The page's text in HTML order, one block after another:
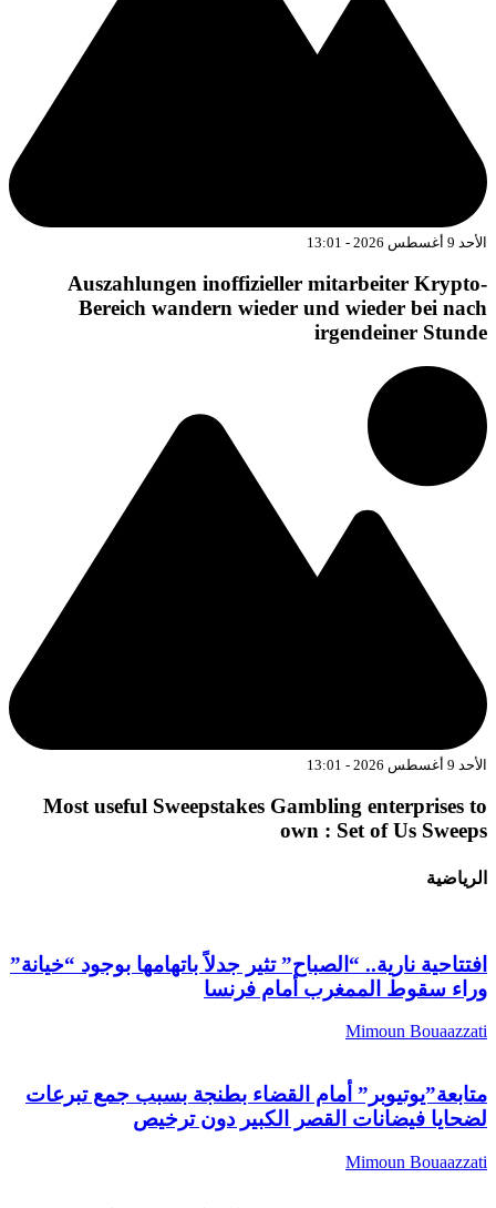
9 أغسطس 2026 - 13:01
Auszahlungen inoffizieller mitarbeiter
Bereich wandern wieder und wieder bei
irgendeiner
9 أغسطس 2026 - 13:01
Most useful Sweepstakes Gambling enterprises
own : Set of Us
نارية.. “الصباح” تثير جدلاً باتهامها بوجود “خيانة”
سقوط الممغرب أمام فرنسا
Mimoun
أمام القضاء بطنجة بسبب جمع تبرعات
فيضانات القصر الكبير دون ترخيص
Mimoun